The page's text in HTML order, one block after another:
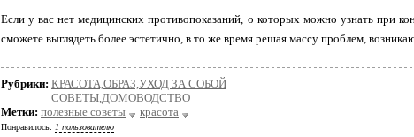
Если у вас нет медицинских противопоказаний, о которых можно узнать при
сможете выглядеть более эстетично, в то же время решая массу проблем,
Рубрики: КРАСОТА,ОБРАЗ,УХОД ЗА СОБОЙ
СОВЕТЫ,ДОМОВОДСТВО
Метки: полезные советы красота
Понравилось: 1 пользователю